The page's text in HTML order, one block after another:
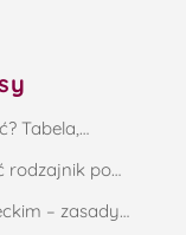
Tabela,…
rodzajnik po…
– zasady…